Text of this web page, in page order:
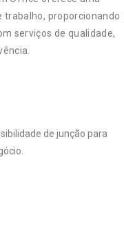
trabalho, proporcionando
serviços de qualidade,
de junção para